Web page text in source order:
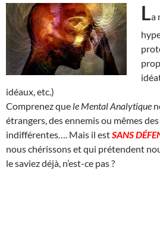
La
idéaux, etc.)
Comprenez que le Mental Analytique
étrangers, des ennemis ou mêmes
indifférentes…. Mais il estSANS
nous chérissons et qui prétendent
le saviez déjà, n’est-ce pas ?